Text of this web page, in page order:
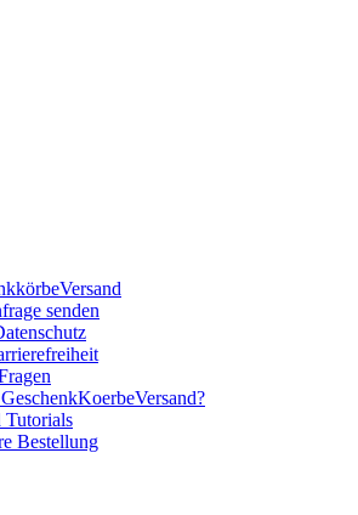
senden
Tutorials
Bestellung